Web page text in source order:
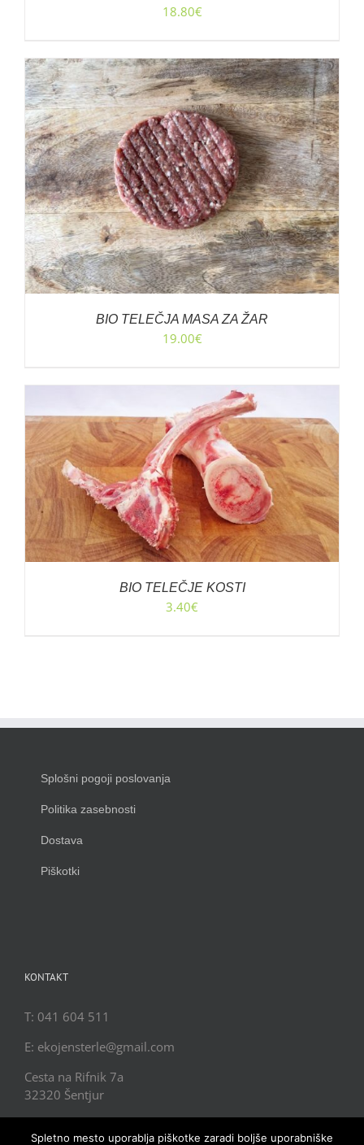
18.80€
BIO TELEČJA MASA ZA ŽAR
19.00€
BIO TELEČJE KOSTI
3.40€
Splošni pogoji poslovanja
Politika zasebnosti
Dostava
Piškotki
KONTAKT
T: 041 604 511
E: ekojensterle@gmail.com
Cesta na Rifnik 7a
32320 Šentjur
Spletno mesto uporablja piškotke zaradi boljše uporabniške